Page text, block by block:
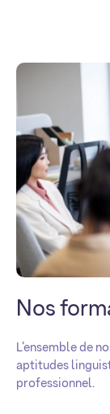
Nos
L’ensemble de
aptitudes
professionnel.